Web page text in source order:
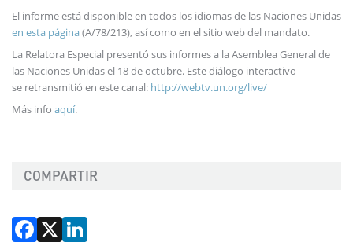
El informe está disponible en todos los idiomas de las Naciones Unidas
en esta página(A/78/213), así como en el sitio web del mandato.
La Relatora Especial presentó sus informes a la Asemblea General de
las Naciones Unidas el 18 de octubre. Este diálogo interactivo
se retransmitió en este canal: http://webtv.un.org/live/
Más info aquí.
COMPARTIR
Facebook
X